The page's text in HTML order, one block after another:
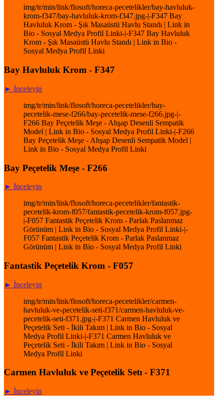
img/tr/min/link/flosoft/horeca-pecetelikler/bay-havluluk-
krom-f347/bay-havluluk-krom-f347.jpg-|-F347 Bay
Havluluk Krom - Şık Masaüstü Havlu Standı | Link in
Bio - Sosyal Medya Profil Linki-|-F347 Bay Havluluk
Krom - Şık Masaüstü Havlu Standı | Link in Bio -
Sosyal Medya Profil Linki
Bay Havluluk Krom - F347
► İnceleyin
img/tr/min/link/flosoft/horeca-pecetelikler/bay-
pecetelik-mese-f266/bay-pecetelik-mese-f266.jpg-|-
F266 Bay Peçetelik Meşe - Ahşap Desenli Sempatik
Model | Link in Bio - Sosyal Medya Profil Linki-|-F266
Bay Peçetelik Meşe - Ahşap Desenli Sempatik Model |
Link in Bio - Sosyal Medya Profil Linki
Bay Peçetelik Meşe - F266
► İnceleyin
img/tr/min/link/flosoft/horeca-pecetelikler/fantastik-
pecetelik-krom-f057/fantastik-pecetelik-krom-f057.jpg-
|-F057 Fantastik Peçetelik Krom - Parlak Paslanmaz
Görünüm | Link in Bio - Sosyal Medya Profil Linki-|-
F057 Fantastik Peçetelik Krom - Parlak Paslanmaz
Görünüm | Link in Bio - Sosyal Medya Profil Linki
Fantastik Peçetelik Krom - F057
► İnceleyin
img/tr/min/link/flosoft/horeca-pecetelikler/carmen-
havluluk-ve-pecetelik-seti-f371/carmen-havluluk-ve-
pecetelik-seti-f371.jpg-|-F371 Carmen Havluluk ve
Peçetelik Seti - İkili Takım | Link in Bio - Sosyal
Medya Profil Linki-|-F371 Carmen Havluluk ve
Peçetelik Seti - İkili Takım | Link in Bio - Sosyal
Medya Profil Linki
Carmen Havluluk ve Peçetelik Setı - F371
► İnceleyin